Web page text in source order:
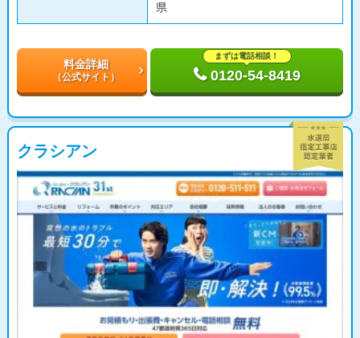
県
料金詳細
（公式サイト）
まずは電話相談！
0120-54-8419
クラシアン